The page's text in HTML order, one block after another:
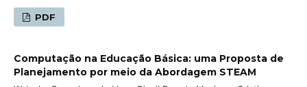
PDF
Computação na Educação Básica: uma Proposta de
Planejamento por meio da Abordagem STEAM